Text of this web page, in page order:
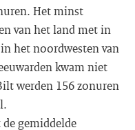
Het minst
van het land met in
het noordwesten van
kwam niet
werden 156 zonuren
gemiddelde